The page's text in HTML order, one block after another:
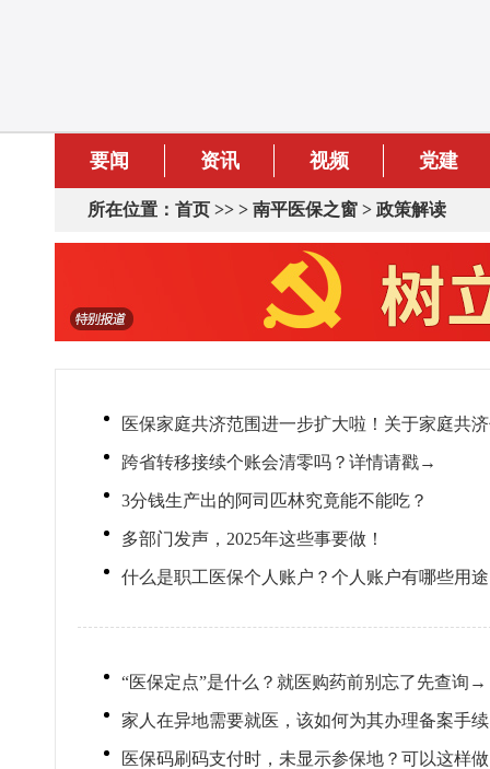
要闻 资讯 视频 党建
所在位置： 首页 >> > 南平医保之窗 > 政策解读
医保家庭共济范围进一步扩大啦！关于家庭共
跨省转移接续个账会清零吗？详情请戳→
3分钱生产出的阿司匹林究竟能不能吃？
多部门发声，2025年这些事要做！
什么是职工医保个人账户？个人账户有哪些用
“医保定点”是什么？就医购药前别忘了先查询→
家人在异地需要就医，该如何为其办理备案手
医保码刷码支付时，未显示参保地？可以这样